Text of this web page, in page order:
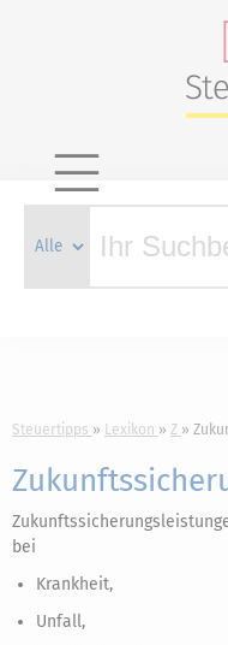
Steuertipps Lexikon Z
bei
Krankheit,
Unfall,